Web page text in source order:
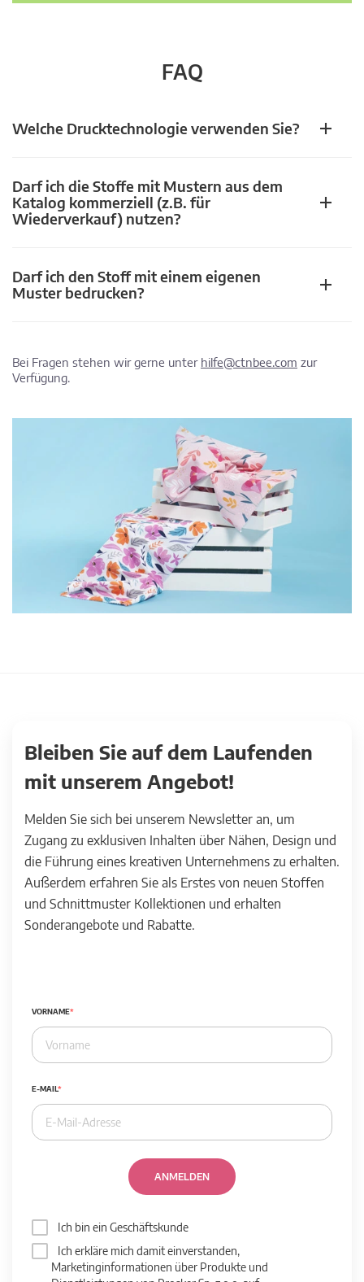
FAQ
Welche Drucktechnologie verwenden Sie?
Darf ich die Stoffe mit Mustern aus dem
Katalog kommerziell (z.B. für
Wiederverkauf) nutzen?
Darf ich den Stoff mit einem eigenen
Muster bedrucken?
Bei Fragen stehen wir gerne unter hilfe@ctnbee.com zur
Verfügung.
Bleiben Sie auf dem Laufenden
mit unserem Angebot!
Melden Sie sich bei unserem Newsletter an, um
Zugang zu exklusiven Inhalten über Nähen, Design und
die Führung eines kreativen Unternehmens zu erhalten.
Außerdem erfahren Sie als Erstes von neuen Stoffen
und Schnittmuster Kollektionen und erhalten
Sonderangebote und Rabatte.
VORNAME
E-MAIL
ANMELDEN
Ich bin ein Geschäftskunde
Ich erkläre mich damit einverstanden,
Marketinginformationen über Produkte und